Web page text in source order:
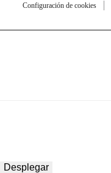
Configuración de cookies
Desplegar